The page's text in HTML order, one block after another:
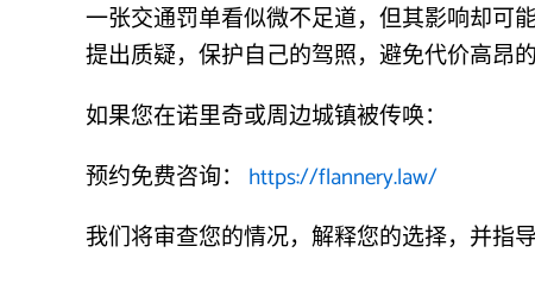
一张交通罚单看似微不足道，但其影响却可
提出质疑，保护自己的驾照，避免代价高昂
如果您在诺里奇或周边城镇被传唤：
预约免费咨询： https://flannery.law/
我们将审查您的情况，解释您的选择，并指